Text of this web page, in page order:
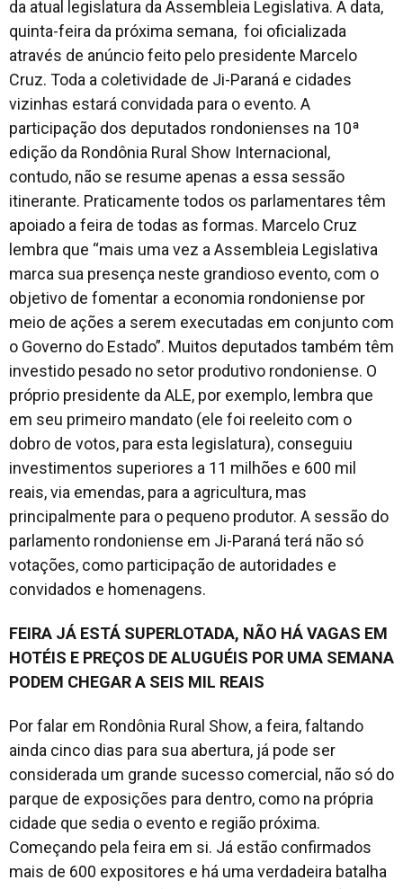
da atual legislatura da Assembleia Legislativa. A data,
quinta-feira da próxima semana, foi oficializada
através de anúncio feito pelo presidente Marcelo
Cruz. Toda a coletividade de Ji-Paraná e cidades
vizinhas estará convidada para o evento. A
participação dos deputados rondonienses na 10ª
edição da Rondônia Rural Show Internacional,
contudo, não se resume apenas a essa sessão
itinerante. Praticamente todos os parlamentares têm
apoiado a feira de todas as formas. Marcelo Cruz
lembra que “mais uma vez a Assembleia Legislativa
marca sua presença neste grandioso evento, com o
objetivo de fomentar a economia rondoniense por
meio de ações a serem executadas em conjunto com
o Governo do Estado”. Muitos deputados também têm
investido pesado no setor produtivo rondoniense. O
próprio presidente da ALE, por exemplo, lembra que
em seu primeiro mandato (ele foi reeleito com o
dobro de votos, para esta legislatura), conseguiu
investimentos superiores a 11 milhões e 600 mil
reais, via emendas, para a agricultura, mas
principalmente para o pequeno produtor. A sessão do
parlamento rondoniense em Ji-Paraná terá não só
votações, como participação de autoridades e
convidados e homenagens.
FEIRA JÁ ESTÁ SUPERLOTADA, NÃO HÁ VAGAS EM
HOTÉIS E PREÇOS DE ALUGUÉIS POR UMA SEMANA
PODEM CHEGAR A SEIS MIL REAIS
Por falar em Rondônia Rural Show, a feira, faltando
ainda cinco dias para sua abertura, já pode ser
considerada um grande sucesso comercial, não só do
parque de exposições para dentro, como na própria
cidade que sedia o evento e região próxima.
Começando pela feira em si. Já estão confirmados
mais de 600 expositores e há uma verdadeira batalha